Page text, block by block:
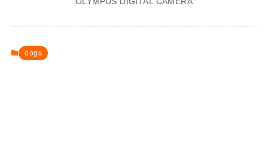
dogs